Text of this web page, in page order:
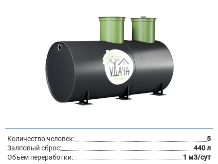
Количество человек:
5
Залповый сброс:
440 л
Объём переработки:
1 м3/сут